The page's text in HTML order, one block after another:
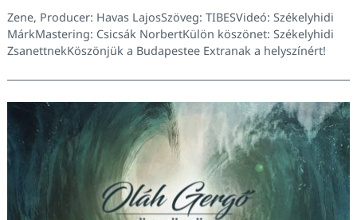
Zene, Producer: Havas LajosSzöveg: TIBESVideó: Székelyhidi
MárkMastering: Csicsák NorbertKülön köszönet: Székelyhidi
ZsanettnekKöszönjük a Budapestee Extranak a helyszínért!